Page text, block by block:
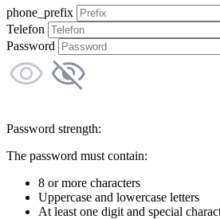
phone_prefix
Telefon
Password
Password strength:
The password must contain:
8 or more characters
Uppercase and lowercase letters
At least one digit and special